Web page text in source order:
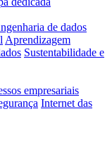
de dados
Aprendizagem
Sustentabilidade e
empresariais
Internet das